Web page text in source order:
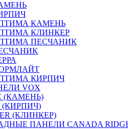
КАМЕНЬ
КЛИНКЕР
ПЕСЧАНИК
КИРПИЧ
VOX
(КАМЕНЬ)
(КИРПИЧ)
(КЛИНКЕР)
ПАНЕЛИ CANADA